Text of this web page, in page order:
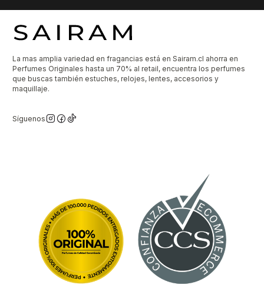
La mas amplia variedad en fragancias está en Sairam.cl ahorra en
Perfumes Originales hasta un 70% al retail, encuentra los perfumes
que buscas también estuches, relojes, lentes, accesorios y
maquillaje.
Síguenos